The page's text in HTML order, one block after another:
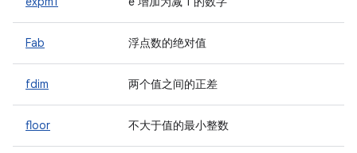
Fab 浮点数的绝对值
fdim 两个值之间的正差
floor 不大于值的最小整数